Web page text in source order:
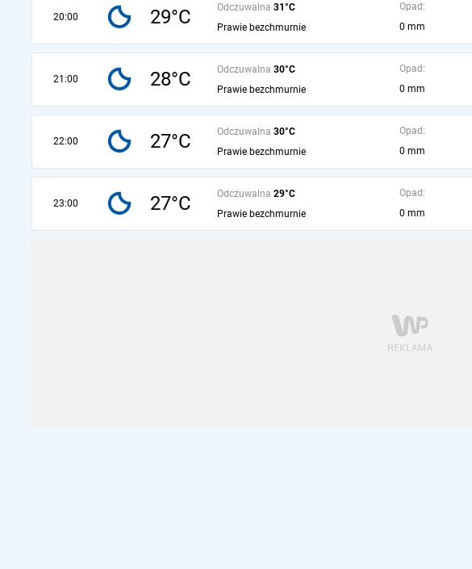
20:00 29°C Odczuwalna 31°C
Prawie bezchmurnie
Opad:
0 mm
21:00 28°C Odczuwalna 30°C
Prawie bezchmurnie
Opad:
0 mm
22:00 27°C Odczuwalna 30°C
Prawie bezchmurnie
Opad:
0 mm
23:00 27°C Odczuwalna 29°C
Prawie bezchmurnie
Opad:
0 mm